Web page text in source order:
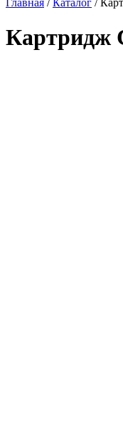
Главная /Каталог /
Картридж